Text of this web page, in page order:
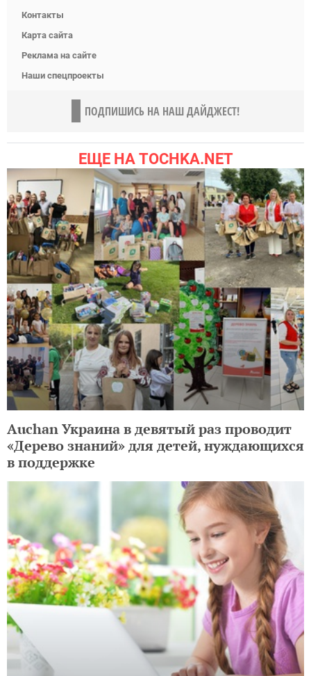
Контакты
Карта сайта
Реклама на сайте
Наши спецпроекты
ПОДПИШИСЬ НА НАШ ДАЙДЖЕСТ!
ЕЩЕ НА TOCHKA.NET
Auchan Украина в девятый раз проводит
«Дерево знаний» для детей, нуждающихся
в поддержке